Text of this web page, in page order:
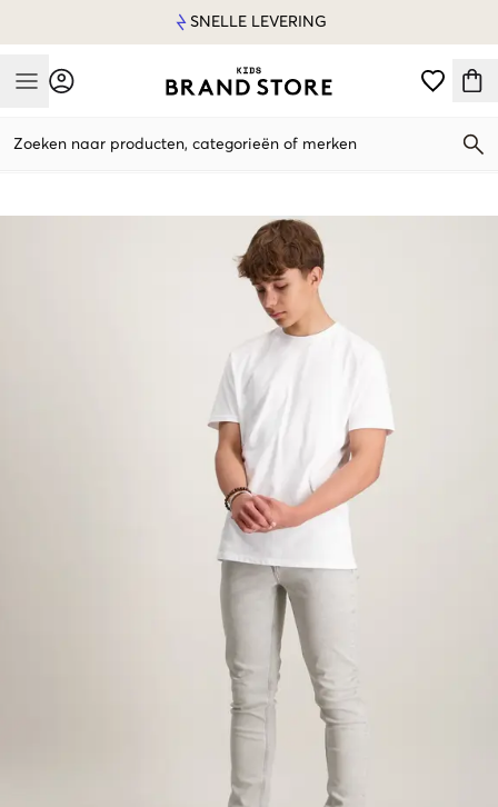
SNELLE LEVERING
Mobile Menu
Zoeken naar producten, categorieën of merken